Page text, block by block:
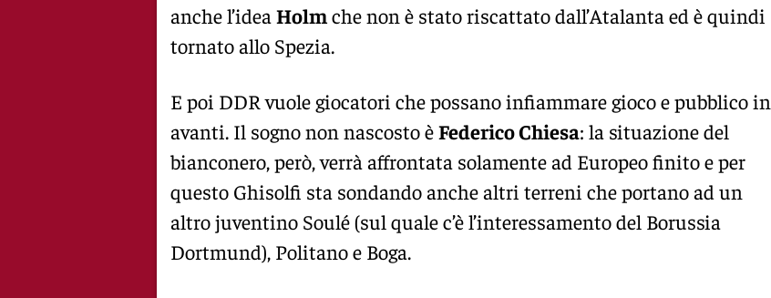
anche l’idea Holmche non è stato riscattato dall’Atalanta ed è quindi
tornato allo Spezia.
E poi DDR vuole giocatori che possano infiammare gioco e pubblico in
avanti. Il sogno non nascosto èFederico Chiesa: la situazione del
bianconero, però, verrà affrontata solamente ad Europeo finito e per
questo Ghisolfi sta sondando anche altri terreni che portano ad un
altro juventino Soulé (sul quale c’è l’interessamento del Borussia
Dortmund), Politano e Boga.